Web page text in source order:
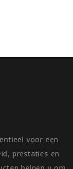
voor een
prestaties en